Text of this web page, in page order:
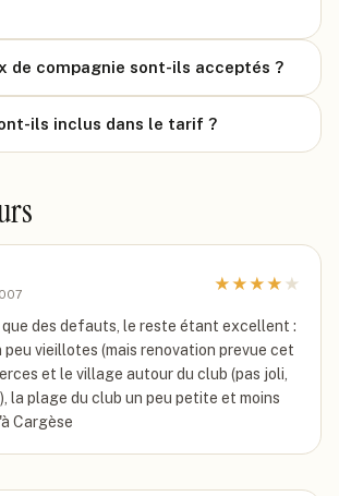
de compagnie sont-ils acceptés ?
ils inclus dans le tarif ?
★★★★ ★
que des defauts, le reste étant excellent :
peu vieillotes (mais renovation prevue cet
et le village autour du club (pas joli,
la plage du club un peu petite et moins
Cargèse